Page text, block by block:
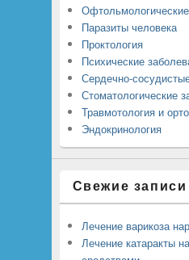
Паразиты человека
Проктология
Психические
Сердечно-
Стоматологические
Травмотология и
Эндокринология
Свежие записи
Лечение варикоза
Лечение катаракты